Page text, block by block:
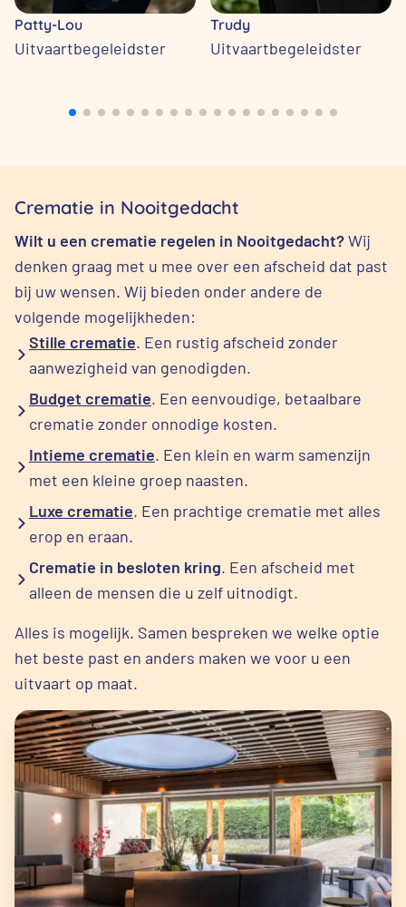
Patty-Lou
Uitvaartbegeleidster
Trudy
Uitvaartbegeleidster
Crematie in Nooitgedacht
Wilt u een crematie regelen in Nooitgedacht?Wij
denken graag met u mee over een afscheid dat past
bij uw wensen. Wij bieden onder andere de
volgende mogelijkheden:
Stille crematie. Een rustig afscheid zonder
aanwezigheid van genodigden.
Budget crematie. Een eenvoudige, betaalbare
crematie zonder onnodige kosten.
Intieme crematie. Een klein en warm samenzijn
met een kleine groep naasten.
Luxe crematie. Een prachtige crematie met alles
erop en eraan.
Crematie in besloten kring. Een afscheid met
alleen de mensen die u zelf uitnodigt.
Alles is mogelijk. Samen bespreken we welke optie
het beste past en anders maken we voor u een
uitvaart op maat.